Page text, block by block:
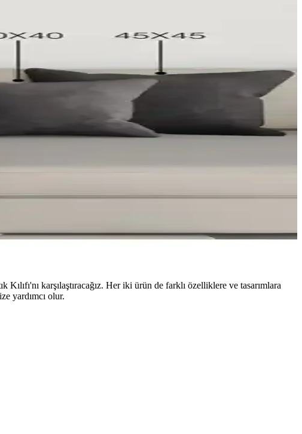
karşılaştıracağız. Her iki ürün de farklı özelliklere ve tasarımlara
yardımcı olur.